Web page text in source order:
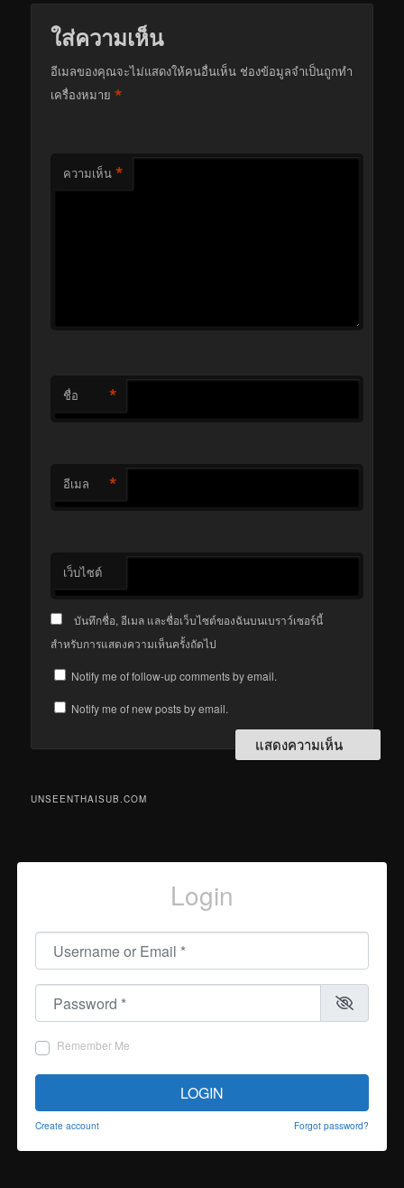
ใส่ความเห็น
อีเมลของคุณจะไม่แสดงให้คนอื่นเห็น ช่องข้อมูลจำเป็นถูกทำ
เครื่องหมาย*
ความเห็น *
ชื่อ *
อีเมล *
เว็บไซต์
บันทึกชื่อ, อีเมล และชื่อเว็บไซต์ของฉันบนเบราว์เซอร์นี้
สำหรับการแสดงความเห็นครั้งถัดไป
Notify me of follow-up comments by email.
Notify me of new posts by email.
UNSEENTHAISUB.COM
Login
Username or Email
Password
Remember Me
LOGIN
Create account Forgot password?